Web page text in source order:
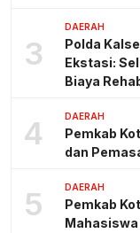
3
DAERAH
Polda
Ekstasi:
Biaya
4 DAERAH
Pemkab
dan
5 DAERAH
Pemkab
Mahasiswa